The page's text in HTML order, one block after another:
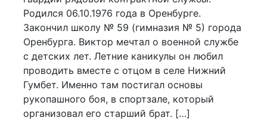
Родился 06.10.1976 года в Оренбурге.
Закончил школу № 59 (гимназия № 5) города
Оренбурга. Виктор мечтал о военной службе
с детских лет. Летние каникулы он любил
проводить вместе с отцом в селе Нижний
Гумбет. Именно там постигал основы
рукопашного боя, в спортзале, который
организовал его старший брат. […]